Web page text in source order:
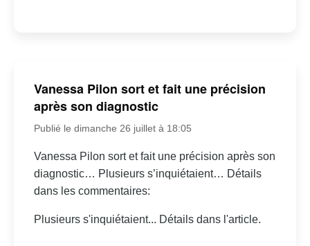
Vanessa Pilon sort et fait une précision
après son diagnostic
Publié le dimanche 26 juillet à 18:05
Vanessa Pilon sort et fait une précision après son
diagnostic… Plusieurs s’inquiétaient… Détails
dans les commentaires:
Plusieurs s'inquiétaient... Détails dans l'article.